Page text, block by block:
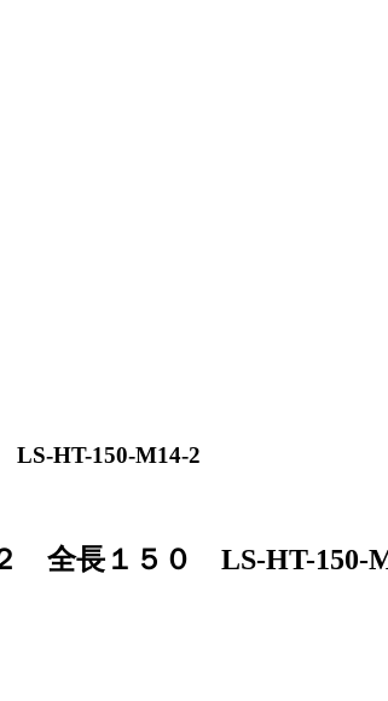
HT-150-M14-2
全長１５０ LS-HT-150-